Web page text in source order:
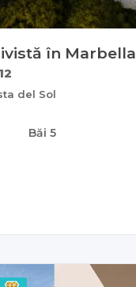
în Marbella
del Sol
Băi 5